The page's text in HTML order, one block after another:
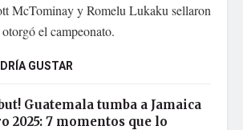
McTominay y Romelu Lukaku sellaron
el campeonato.
GUSTAR
Guatemala tumba a Jamaica
2025: 7 momentos que lo